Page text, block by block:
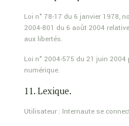
Loi n° 78-17 du 6 janvier 1978,
2004-801 du 6 août 2004
aux libertés.
Loi n° 2004-575 du 21 juin
numérique.
11. Lexique.
Utilisateur : Internaute se